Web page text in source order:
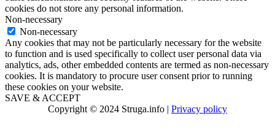
cookies do not store any personal information.
Non-necessary
Non-necessary
Any cookies that may not be particularly necessary for the website
to function and is used specifically to collect user personal data via
analytics, ads, other embedded contents are termed as non-necessary
cookies. It is mandatory to procure user consent prior to running
these cookies on your website.
SAVE & ACCEPT
Copyright © 2024 Struga.info | Privacy policy